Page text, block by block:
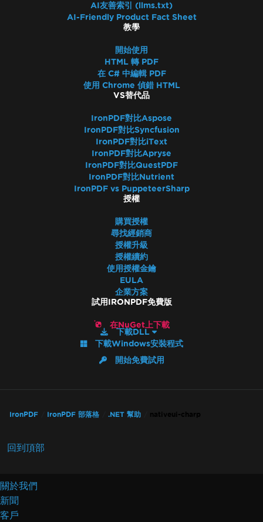
AI友善索引 (llms.txt)
AI-Friendly Product Fact Sheet
教學
開始使用
HTML 轉 PDF
在 C# 中編輯 PDF
使用 Chrome 偵錯 HTML
VS替代品
IronPDF對比Aspose
IronPDF對比Syncfusion
IronPDF對比iText
IronPDF對比Apryse
IronPDF對比QuestPDF
IronPDF對比Nutrient
IronPDF vs PuppeteerSharp
授權
購買授權
尋找經銷商
授權升級
授權續約
使用授權金鑰
EULA
企業方案
試用IRONPDF免費版
在NuGet上下載
下載DLL
下載Windows安裝程式
開始免費試用
IronPDF IronPDF 部落格 .NET 幫助 nativeui-charp
回到頂部
關於我們
新聞
客戶